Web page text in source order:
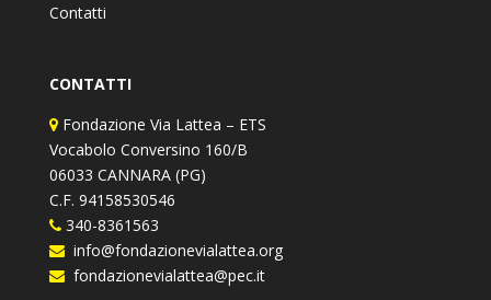
Contatti
CONTATTI
Fondazione Via Lattea – ETS
Vocabolo Conversino 160/B
06033 CANNARA (PG)
C.F. 94158530546
340-8361563
info@fondazionevialattea.org
fondazionevialattea@pec.it